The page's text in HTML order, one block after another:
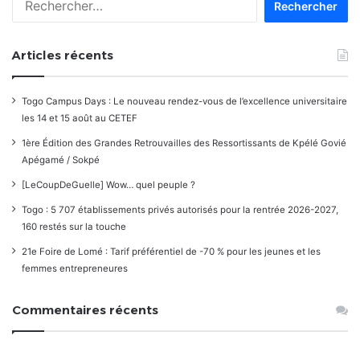
Articles récents
Togo Campus Days : Le nouveau rendez-vous de l’excellence universitaire
les 14 et 15 août au CETEF
1ère Édition des Grandes Retrouvailles des Ressortissants de Kpélé Govié
Apégamé / Sokpé
[LeCoupDeGuelle] Wow… quel peuple ?
Togo : 5 707 établissements privés autorisés pour la rentrée 2026-2027,
160 restés sur la touche
21e Foire de Lomé : Tarif préférentiel de -70 % pour les jeunes et les
femmes entrepreneures
Commentaires récents